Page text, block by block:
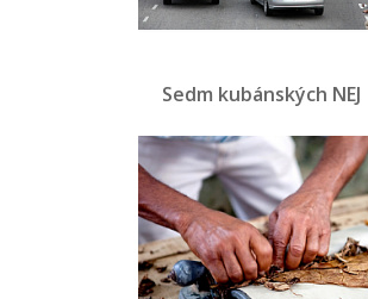
Sedm kubánských NEJ